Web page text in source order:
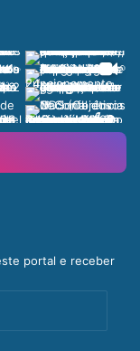
portal e receber